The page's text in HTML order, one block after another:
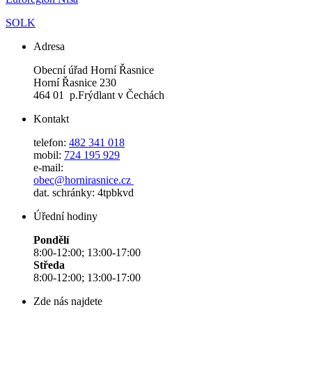
SOLK
Adresa
Obecní úřad Horní Řasnice
Horní Řasnice 230
464 01 p.Frýdlant v Čechách
Kontakt
telefon: 482 341 018
mobil: 724 195 929
e-mail:
obec@hornirasnice.cz
dat. schránky: 4tpbkvd
Úřední hodiny
Pondělí
8:00-12:00; 13:00-17:00
Středa
8:00-12:00; 13:00-17:00
Zde nás najdete